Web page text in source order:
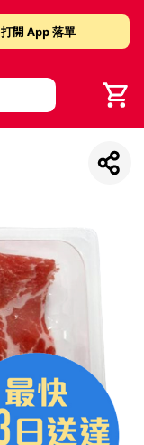
打開 App 落單